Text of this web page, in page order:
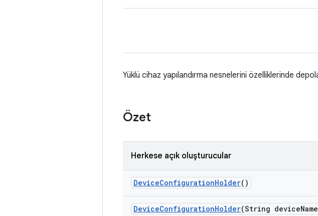
Yüklü cihaz yapılandırma nesnelerini özelliklerinde
Özet
Herkese açık oluşturucular
DeviceConfigurationHolder()
DeviceConfigurationHolder(String device